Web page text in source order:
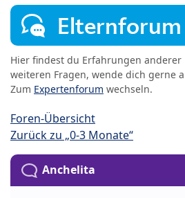
Elternforum
Hier findest du Erfahrungen anderer
weiteren Fragen, wende dich gerne
Zum Expertenforum wechseln.
Foren-Übersicht
Zurück zu „0-3 Monate“
Anchelita